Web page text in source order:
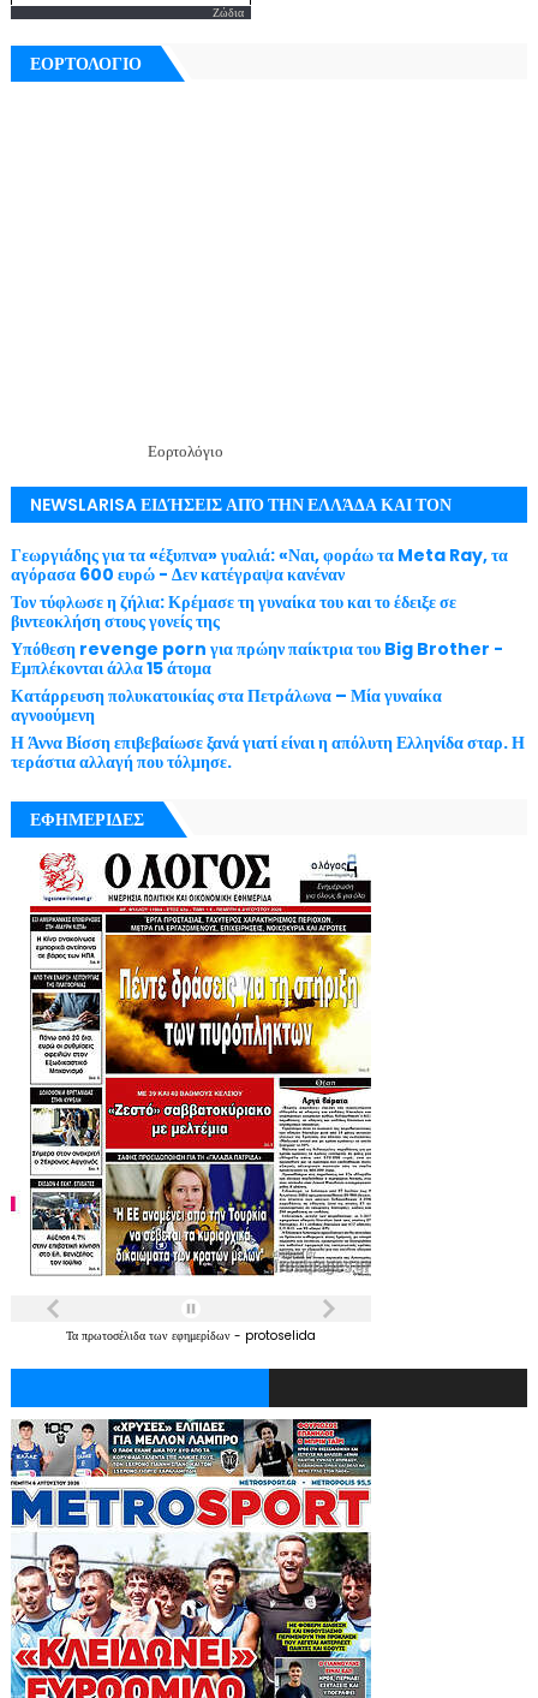
Ζώδια
ΕΟΡΤΟΛΟΓΙΟ
Εορτολόγιο
NEWSLARISA ΕΙΔΉΣΕΙΣ ΑΠΌ ΤΗΝ ΕΛΛΆΔΑ ΚΑΙ ΤΟΝ
ΚΌΣΜΟ ΜΕ ΕΓΚΥΡΌΤΗΤΑ
Γεωργιάδης για τα «έξυπνα» γυαλιά: «Ναι, φοράω τα Meta Ray, τα
αγόρασα 600 ευρώ - Δεν κατέγραψα κανέναν
Τον τύφλωσε η ζήλια: Κρέμασε τη γυναίκα του και το έδειξε σε
βιντεοκλήση στους γονείς της
Υπόθεση revenge porn για πρώην παίκτρια του Big Brother -
Εμπλέκονται άλλα 15 άτομα
Κατάρρευση πολυκατοικίας στα Πετράλωνα – Μία γυναίκα
αγνοούμενη
Η Άννα Βίσση επιβεβαίωσε ξανά γιατί είναι η απόλυτη Ελληνίδα σταρ. Η
τεράστια αλλαγή που τόλμησε.
ΕΦΗΜΕΡΙΔΕΣ
Τα πρωτοσέλιδα των εφημερίδων - protoselida